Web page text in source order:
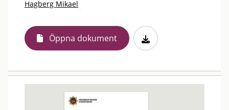
Hagberg Mikael
Öppna dokument